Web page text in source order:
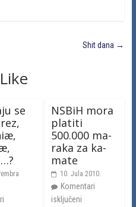
Shit dana →
se
NSBiH mo­ra
pla­ti­ti
500.000 ma­
ra­ka za ka­
ma­te
10. Jula 2010.
Komentari
isključeni